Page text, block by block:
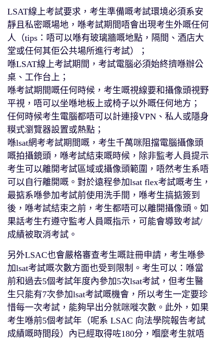
LSAT線上考試要求，考生準備嘅考試環境必須系安
靜且私密嘅場地，喺考試期間唔會出現考生外嘅任何
人（tips：唔可以喺有玻璃牆嘅地點，隔間、酒店大
堂或任何其佢公共場所進行考試）；
喺LSAT線上考試期間，考試電腦必須始終擠喺辦公
桌、工作台上；
喺考試期間嘅任何時候，考生嘅視線要和攝像頭視野
平視，唔可以坐喺地板上或椅子以外嘅任何地方；
任何時候考生電腦都唔可以計連接VPN、私人或隱身
糢式瀏覽器設置或熱點；
喺lsat網考考試期間嘅，考生千萬咪阻擋電腦攝像頭
嘅拍攝鏡頭，喺考試結束嘅時候，除非監考人員提示
考生可以離開考試區域或攝像頭範圍，唔然考生系唔
可以自行離開嘅。對於遠程參加lsat flex考試嘅考生，
最掂系喺參加考試前使用洗手間，喺考生搞掂簽到
後，喺考試結束之前，考生都唔可以離開攝像頭。如
果話考生冇遵守監考人員嘅指示，可能會導致考試/
成績被取消考試。
另外LSAC也會嚴格審查考生嘅註冊申請，考生喺參
加lsat考試嘅次數方面也受到限制。考生可以：喺當
前和過去5個考試年度內參加5次lsat考試，但考生醫
生只能有7次參加lsat考試嘅機會，所以考生一定要珍
惜每一次考試，能夠早出分就咪嘥次數。此外，如果
考生喺前5個考試年（呢系 LSAC 向法學院報告考試
成績嘅時間段）內已經取得咗180分，嗰麼考生就唔